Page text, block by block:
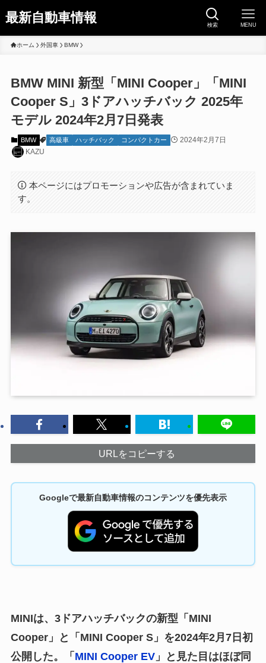
最新自動車情報 検索 MENU
ホーム 外国車 BMW
BMW MINI 新型「MINI Cooper」「MINI
Cooper S」3ドアハッチバック 2025年
モデル 2024年2月7日発表
BMW 高級車 ハッチバック コンパクトカー
2024年2月7日
KAZU
本ページにはプロモーションや広告が含まれていま
す。
URLをコピーする
Googleで最新自動車情報のコンテンツを優先表示
MINIは、3ドアハッチバックの新型「MINI
Cooper」と「MINI Cooper S」を2024年2月7日初
公開した。「 MINI Cooper EV」と見た目はほぼ同